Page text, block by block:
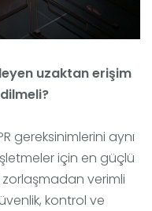
uzaktan erişim
gereksinimlerini aynı
için en güçlü
verimli
kontrol ve